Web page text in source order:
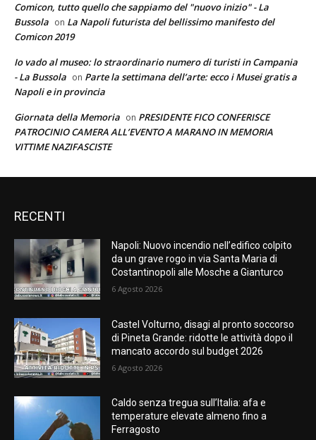
Comicon, tutto quello che sappiamo del "nuovo inizio" - La
Bussola on La Napoli futurista del bellissimo manifesto del
Comicon 2019
Io vado al museo: lo straordinario numero di turisti in Campania
- La Bussola on Parte la settimana dell’arte: ecco i Musei gratis a
Napoli e in provincia
Giornata della Memoria on PRESIDENTE FICO CONFERISCE
PATROCINIO CAMERA ALL’EVENTO A MARANO IN MEMORIA
VITTIME NAZIFASCISTE
RECENTI
Napoli: Nuovo incendio nell’edifico colpito
da un grave rogo in via Santa Maria di
Costantinopoli alle Mosche a Gianturco
6 Agosto 2026
Castel Volturno, disagi al pronto soccorso
di Pineta Grande: ridotte le attività dopo il
mancato accordo sul budget 2026
6 Agosto 2026
Caldo senza tregua sull’Italia: afa e
temperature elevate almeno fino a
Ferragosto